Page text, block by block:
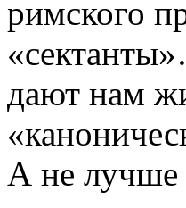
римского
дают нам
А не лучше